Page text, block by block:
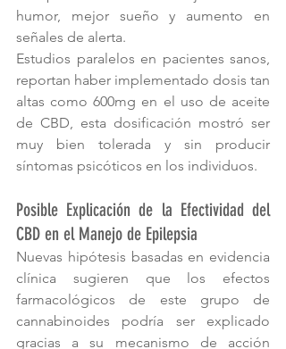
humor, mejor sueño y aumento en
señales de alerta.
Estudios paralelos en pacientes sanos,
reportan haber implementado dosis tan
altas como 600mg en el uso de aceite
de CBD, esta dosificación mostró ser
muy bien tolerada y sin producir
síntomas psicóticos en los individuos.
Posible Explicación de la Efectividad del
CBD en el Manejo de Epilepsia
Nuevas hipótesis basadas en evidencia
clínica sugieren que los efectos
farmacológicos de este grupo de
cannabinoides podría ser explicado
gracias a su mecanismo de acción